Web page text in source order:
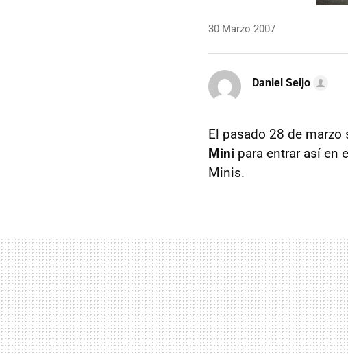
30 Marzo 2007
Daniel Seijo
El pasado 28 de marzo
Mini para entrar así en
Minis.